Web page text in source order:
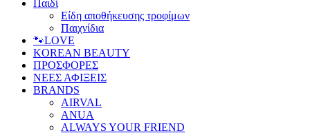
Παιδί
Είδη αποθήκευσης τροφίμων
Παιχνίδια
🐾LOVE
KOREAN BEAUTY
ΠΡΟΣΦΟΡΕΣ
ΝΕΕΣ ΑΦΙΞΕΙΣ
BRANDS
AIRVAL
ANUA
ALWAYS YOUR FRIEND